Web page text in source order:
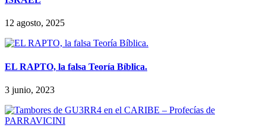
12 agosto, 2025
EL RAPTO, la falsa Teoría Bíblica.
3 junio, 2023